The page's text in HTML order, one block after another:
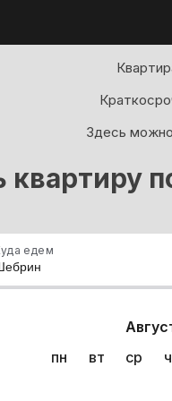
Здесь
квартиру
едем
пн
вт ср
в Шебрине: 0